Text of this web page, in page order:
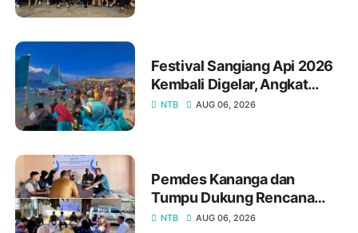
Festival Sangiang Api 2026
Kembali Digelar, Angkat
Sejarah, Budaya, dan
NTB AUG 06, 2026
Pemdes Kananga dan
Tumpu Dukung Rencana
Pembentukan Desa Damai
NTB AUG 06, 2026